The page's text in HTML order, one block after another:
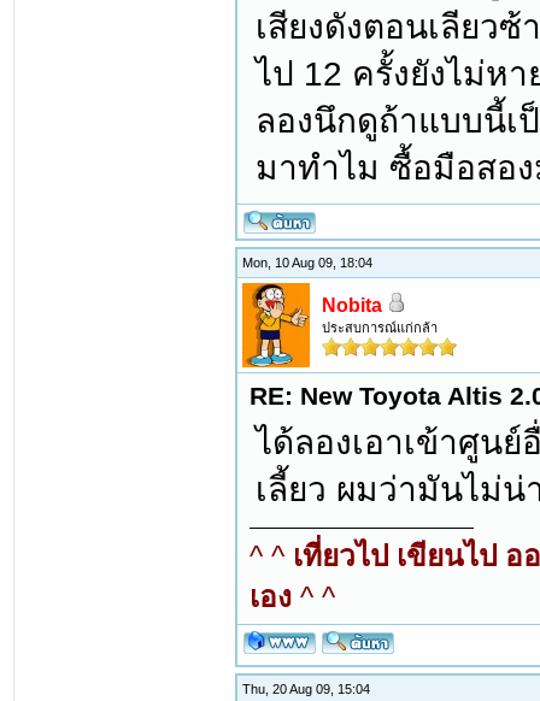
เสียงดังตอนเลียว
ไป 12 ครั้งยังไม่ห
ลองนึกดูถ้าแบบนี้เ
มาทำไม ซื้อมือสอ
Mon, 10 Aug 09, 18:04
Nobita
ประสบการณ์แก่กล้า
RE: New Toyota Altis
ได้ลองเอาเข้าศูน
เลี้ยว ผมว่ามันไม่น่
^ ^ เที่ยวไป เขียนไป
เอง ^ ^
Thu, 20 Aug 09, 15:04